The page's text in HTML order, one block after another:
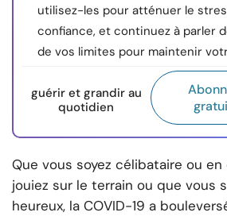
utilisez-les pour atténuer le
confiance, et continuez à parler
de vos limites pour maintenir
guérir et grandir au
quotidien
Que vous soyez célibataire ou
jouiez sur le terrain ou que vous
heureux, la COVID-19 a